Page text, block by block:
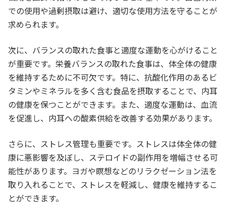
での使用や過剰摂取は避け、適切な使用方法を守ることが
求められます。
次に、バランスの取れた食事と適度な運動を心がけること
が重要です。栄養バランスの取れた食事は、体全体の健康
を維持するために不可欠です。特に、抗酸化作用のあるビ
タミンやミネラルを多く含む食品を摂取することで、内耳
の健康を保つことができます。また、適度な運動は、血流
を促進し、内耳への酸素供給を改善する効果があります。
さらに、ストレス管理も重要です。ストレスは体全体の健
康に悪影響を及ぼし、ステロイドの副作用を増幅させる可
能性があります。ヨガや瞑想などのリラクゼーション法を
取り入れることで、ストレスを軽減し、健康を維持するこ
とができます。